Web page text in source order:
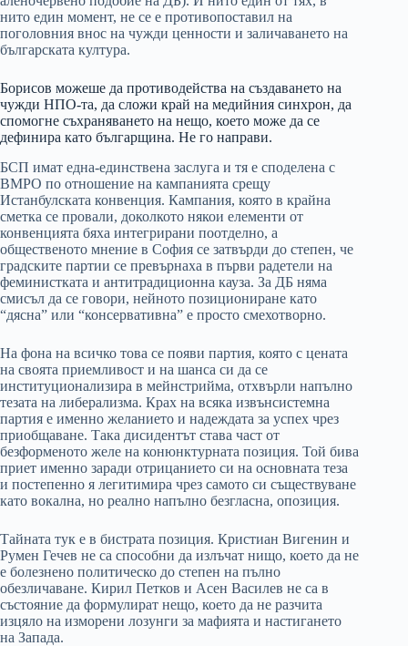
нито един момент, не се е противопоставил на
поголовния внос на чужди ценности и заличаването на
българската култура.
Борисов можеше да противодейства на създаването на
чужди НПО-та, да сложи край на медийния синхрон, да
спомогне съхраняването на нещо, което може да се
дефинира като българщина. Не го направи.
БСП имат една-единствена заслуга и тя е споделена с
ВМРО по отношение на кампанията срещу
Истанбулската конвенция. Кампания, която в крайна
сметка се провали, доколкото някои елементи от
конвенцията бяха интегрирани поотделно, а
общественото мнение в София се затвърди до степен, че
градските партии се превърнаха в първи радетели на
феминистката и антитрадиционна кауза. За ДБ няма
смисъл да се говори, нейното позициониране като
“дясна” или “консервативна” е просто смехотворно.
На фона на всичко това се появи партия, която с цената
на своята приемливост и на шанса си да се
институционализира в мейнстрийма, отхвърли напълно
тезата на либерализма. Крах на всяка извънсистемна
партия е именно желанието и надеждата за успех чрез
приобщаване. Така дисидентът става част от
безформеното желе на конюнктурната позиция. Той бива
приет именно заради отрицанието си на основната теза
и постепенно я легитимира чрез самото си съществуване
като вокална, но реално напълно безгласна, опозиция.
Тайната тук е в бистрата позиция. Кристиан Вигенин и
Румен Гечев не са способни да излъчат нищо, което да не
е болезнено политическо до степен на пълно
обезличаване. Кирил Петков и Асен Василев не са в
състояние да формулират нещо, което да не разчита
изцяло на изморени лозунги за мафията и настигането
на Запада.